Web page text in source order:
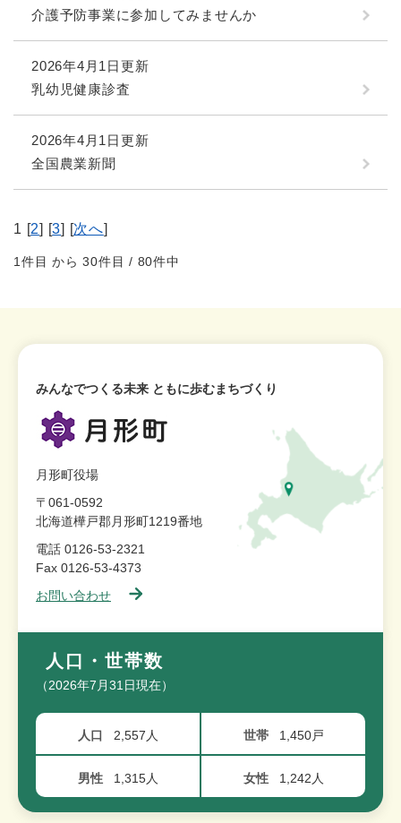
介護予防事業に参加してみませんか
2026年4月1日更新
乳幼児健康診査
2026年4月1日更新
全国農業新聞
1 [2] [3] [次へ]
1件目 から 30件目 / 80件中
みんなでつくる未来 ともに歩むまちづくり
月形町役場
〒061-0592
北海道樺戸郡月形町1219番地
電話 0126-53-2321
Fax 0126-53-4373
お問い合わせ
人口・世帯数
（2026年7月31日現在）
人口 2,557人 世帯 1,450戸
男性 1,315人 女性 1,242人